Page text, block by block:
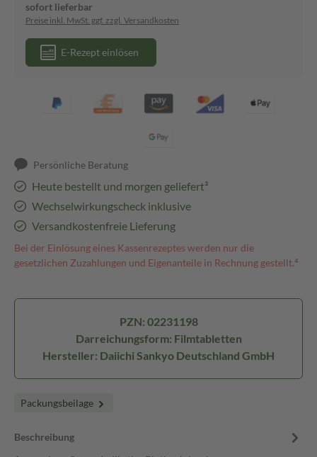
sofort lieferbar
Preise inkl. MwSt. ggf. zzgl. Versandkosten
E-Rezept einlösen
Persönliche Beratung
Heute bestellt und morgen geliefert³
Wechselwirkungscheck inklusive
Versandkostenfreie Lieferung
Bei der Einlösung eines Kassenrezeptes werden nur die
gesetzlichen Zuzahlungen und Eigenanteile in Rechnung gestellt.⁴
PZN: 02231198
Darreichungsform: Filmtabletten
Hersteller: Daiichi Sankyo Deutschland GmbH
Packungsbeilage
Beschreibung